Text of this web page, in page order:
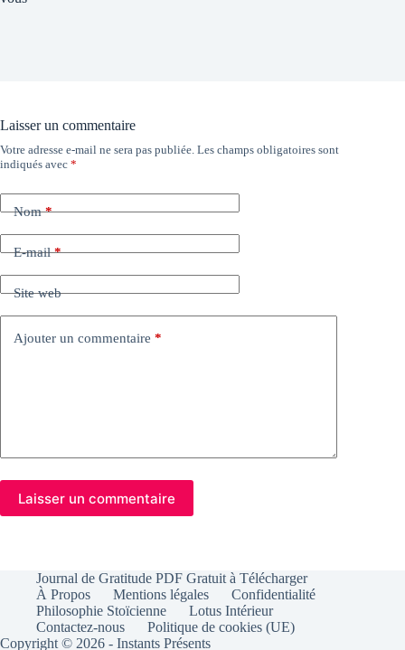
Laisser un commentaire
Votre adresse e-mail ne sera pas publiée. Les champs obligatoires sont
indiqués avec *
Nom*
E-mail*
Site web
Ajouter un commentaire *
Laisser un commentaire
Journal de Gratitude PDF Gratuit à Télécharger
À Propos
Mentions légales
Confidentialité
Philosophie Stoïcienne
Lotus Intérieur
Contactez-nous
Politique de cookies (UE)
Copyright © 2026 - Instants Présents